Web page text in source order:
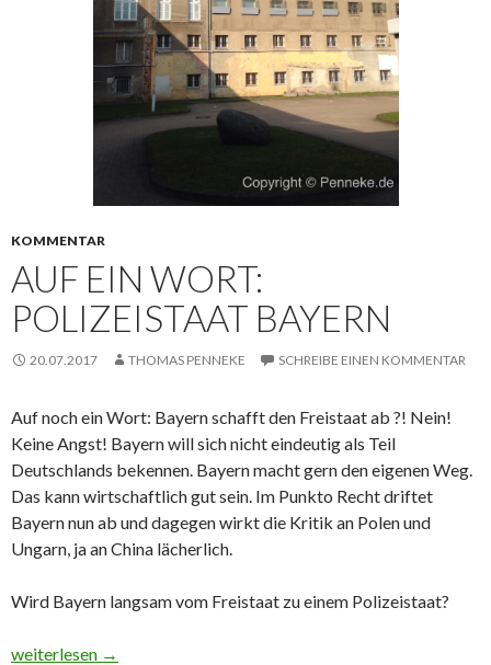
KOMMENTAR
AUF EIN WORT:
POLIZEISTAAT BAYERN
20.07.2017 THOMAS PENNEKE SCHREIBE EINEN KOMMENTAR
Auf noch ein Wort: Bayern schafft den Freistaat ab ?! Nein!
Keine Angst! Bayern will sich nicht eindeutig als Teil
Deutschlands bekennen. Bayern macht gern den eigenen Weg.
Das kann wirtschaftlich gut sein. Im Punkto Recht driftet
Bayern nun ab und dagegen wirkt die Kritik an Polen und
Ungarn, ja an China lächerlich.
Wird Bayern langsam vom Freistaat zu einem Polizeistaat?
Auf ein Wort: Polizeistaat Bayern
weiterlesen →